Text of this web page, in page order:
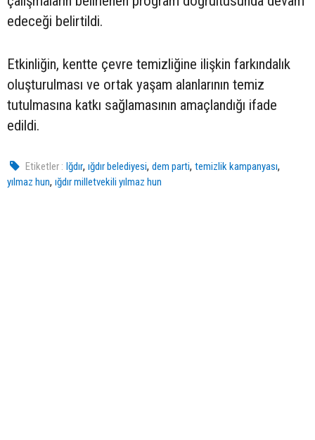
edeceği belirtildi.
Etkinliğin, kentte çevre temizliğine ilişkin farkındalık
oluşturulması ve ortak yaşam alanlarının temiz
tutulmasına katkı sağlamasının amaçlandığı ifade
edildi.
Etiketler : Iğdır,ığdır belediyesi,dem parti,temizlik kampanyası,
yılmaz hun, ığdır milletvekili yılmaz hun